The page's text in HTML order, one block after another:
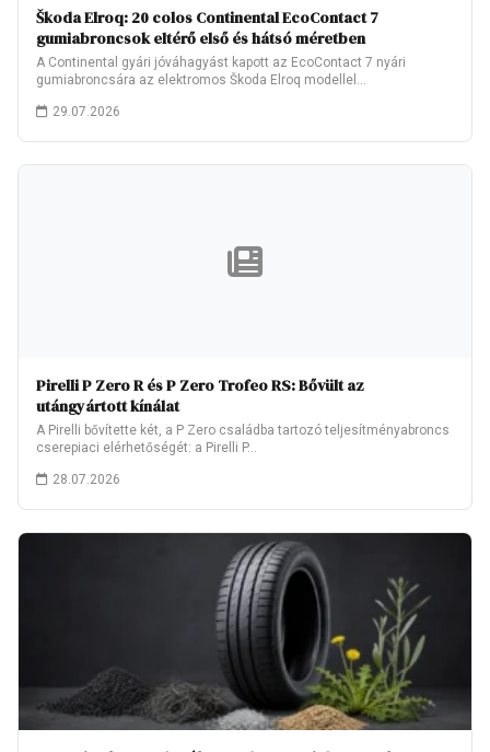
Škoda Elroq: 20 colos Continental EcoContact 7
gumiabroncsok eltérő első és hátsó méretben
A Continental gyári jóváhagyást kapott az EcoContact 7 nyári
gumiabroncsára az elektromos Škoda Elroq modellel…
29.07.2026
Pirelli P Zero R és P Zero Trofeo RS: Bővült az
utángyártott kínálat
A Pirelli bővítette két, a P Zero családba tartozó teljesítményabroncs
cserepiaci elérhetőségét: a Pirelli P…
28.07.2026